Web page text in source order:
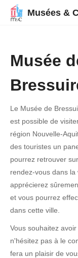
Musées &
Musée
Le Musée de
est possible de
région Nouvelle-
des touristes un
pourrez retrouver
rendez-vous dans la
apprécierez
et vous pourrez
dans cette ville.
Vous souhaitez
n'hésitez pas à le
fera un plaisir de